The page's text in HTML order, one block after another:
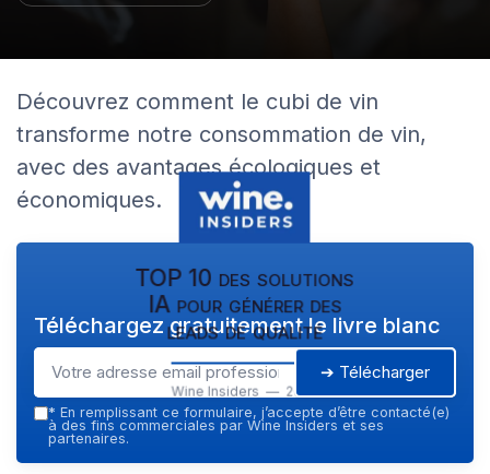
Découvrez comment le cubi de vin
transforme notre consommation de vin,
avec des avantages écologiques et
économiques.
TOP 10 des solutions
IA pour générer des
leads de qualité
Wine Insiders — 2026
Téléchargez gratuitement le livre blanc
➔ Télécharger
* En remplissant ce formulaire, j’accepte d’être contacté(e)
à des fins commerciales par Wine Insiders et ses
partenaires.